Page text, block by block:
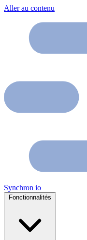
Aller au contenu
Synchron io